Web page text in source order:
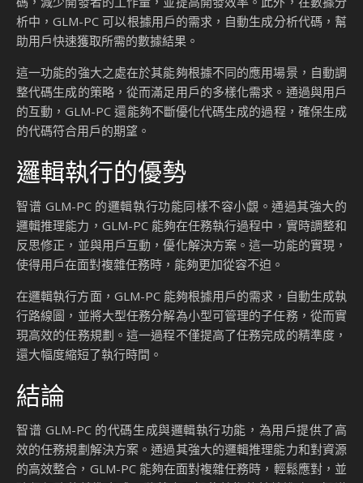
析中，GLM-PC 可以根據用戶的需求，自動生成分析代碼，幫
助用戶快速獲取所需的數據結果。
這一功能的強大之處在於其能夠根據不同的應用場景，自動調
整代碼生成的策略，從而滿足用戶的多樣化需求。通過與用戶
的互動，GLM-PC 還能夠不斷優化代碼生成的過程，確保生成
的代碼符合用戶的期望。
邏輯執行的優勢
智谱 GLM-PC 的邏輯執行功能同樣不容小覷。通過其強大的
邏輯推理能力，GLM-PC 能夠在任務執行過程中，實時調整和
反思修正，並與用戶互動，優化解決方案。這一功能的實現，
使得用戶在面對複雜任務時，能夠更加從容不迫。
在邏輯執行方面，GLM-PC 能夠根據用戶的需求，自動生成執
行路線圖，並將大型任務分解為小型可管理的子任務，從而實
現高效的任務規劃。這一過程不僅提高了任務完成的精準度，
還大幅度縮短了執行時間。
結論
智谱 GLM-PC 的代碼生成與邏輯執行功能，為用戶提供了高
效的任務規劃解決方案。通過其強大的邏輯推理能力和對資源
的高效整合，GLM-PC 能夠在面對複雜任務時，輕鬆應對，並